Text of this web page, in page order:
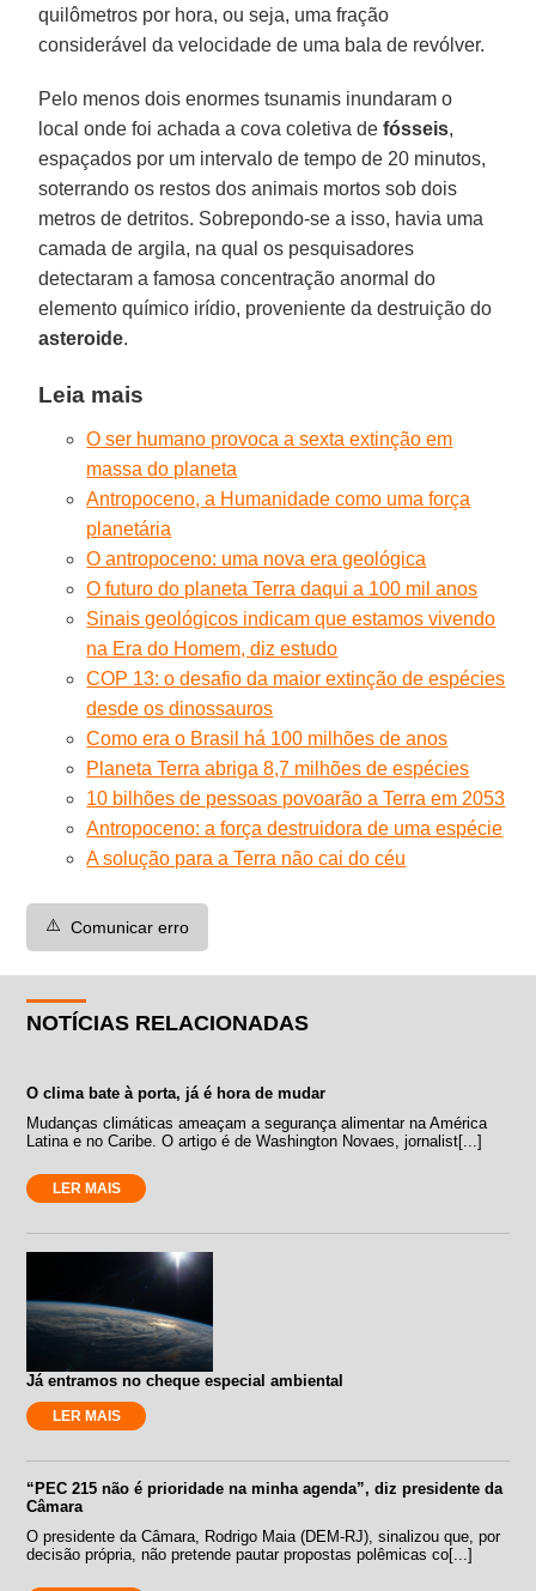
quilômetros por hora, ou seja, uma fração
considerável da velocidade de uma bala de revólver.
Pelo menos dois enormes tsunamis inundaram o
local onde foi achada a cova coletiva defósseis,
espaçados por um intervalo de tempo de 20 minutos,
soterrando os restos dos animais mortos sob dois
metros de detritos. Sobrepondo-se a isso, havia uma
camada de argila, na qual os pesquisadores
detectaram a famosa concentração anormal do
elemento químico irídio, proveniente da destruição do
asteroide.
Leia mais
O ser humano provoca a sexta extinção em
massa do planeta
Antropoceno, a Humanidade como uma força
planetária
O antropoceno: uma nova era geológica
O futuro do planeta Terra daqui a 100 mil anos
Sinais geológicos indicam que estamos vivendo
na Era do Homem, diz estudo
COP 13: o desafio da maior extinção de espécies
desde os dinossauros
Como era o Brasil há 100 milhões de anos
Planeta Terra abriga 8,7 milhões de espécies
10 bilhões de pessoas povoarão a Terra em 2053
Antropoceno: a força destruidora de uma espécie
A solução para a Terra não cai do céu
⚠️ Comunicar erro
NOTÍCIAS RELACIONADAS
O clima bate à porta, já é hora de mudar
Mudanças climáticas ameaçam a segurança alimentar na América
Latina e no Caribe. O artigo é de Washington Novaes, jornalist[...]
LER MAIS
Já entramos no cheque especial ambiental
LER MAIS
“PEC 215 não é prioridade na minha agenda”, diz presidente da
Câmara
O presidente da Câmara, Rodrigo Maia (DEM-RJ), sinalizou que, por
decisão própria, não pretende pautar propostas polêmicas co[...]